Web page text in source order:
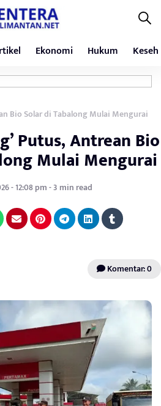
Ekonomi Hukum
Bio Solar di Tabalong Mulai Mengurai
Putus, Antrean Bio
Mulai Mengurai
- 12:08 pm - 3 min read
Komentar: 0